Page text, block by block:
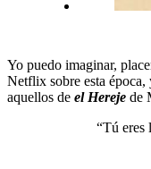
Yo puedo imaginar,
Netflix sobre esta época,
aquellos de el Hereje de
“Tú eres